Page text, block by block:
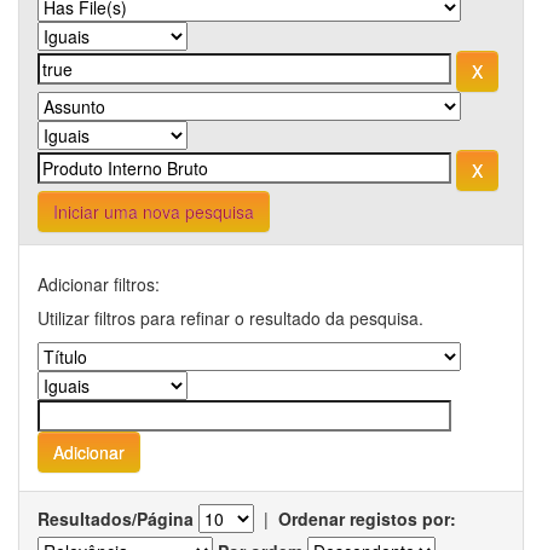
Iniciar uma nova pesquisa
Adicionar filtros:
Utilizar filtros para refinar o resultado da pesquisa.
Resultados/Página | Ordenar registos por: